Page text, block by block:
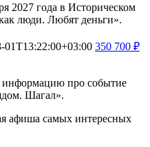
2027 года в Историческом
люди. Любят деньги».
01T13:22:00+03:00 350 700 ₽
про событие
Шагал».
афиша самых интересных